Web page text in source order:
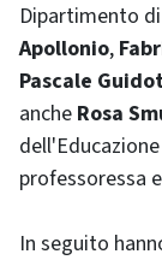
Dipartimento
Apollonio,
Pascale
anche Rosa
professoressa
In seguito